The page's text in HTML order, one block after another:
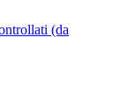
(da